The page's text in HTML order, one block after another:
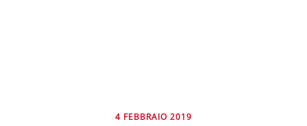
4 FEBBRAIO 2019